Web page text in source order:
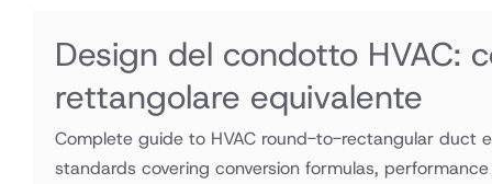
Design del condotto HVAC:
rettangolare equivalente
Complete guide to HVAC round-to-rectangular duct
standards covering conversion formulas,